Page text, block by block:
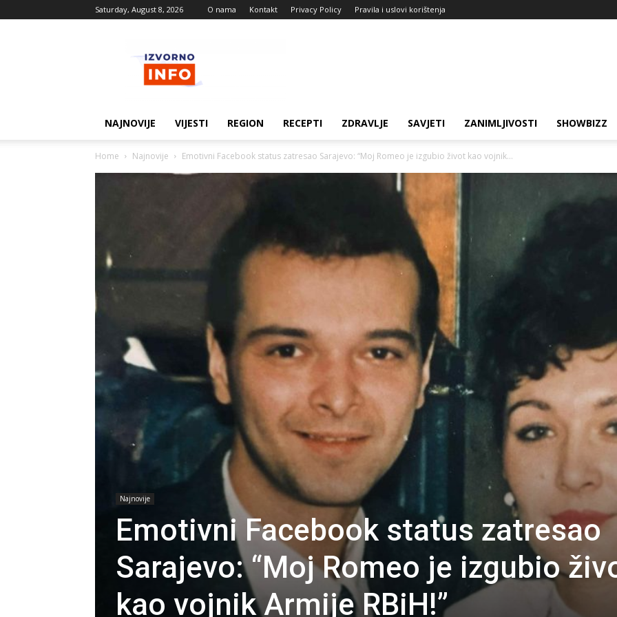
Saturday, August 8, 2026 O nama Kontakt Privacy Policy Pravila i uslovi korištenja
vijesti
NAJNOVIJE VIJESTI REGION RECEPTI ZDRAVLJE SAVJETI ZANIMLJIVOSTI SHOWBIZZ
Home Najnovije Emotivni Facebook status zatresao Sarajevo: “Moj Romeo je izgubio život kao vojnik...
Najnovije
Emotivni Facebook status zatresao
Sarajevo: “Moj Romeo je izgubio
kao vojnik Armije RBiH!”